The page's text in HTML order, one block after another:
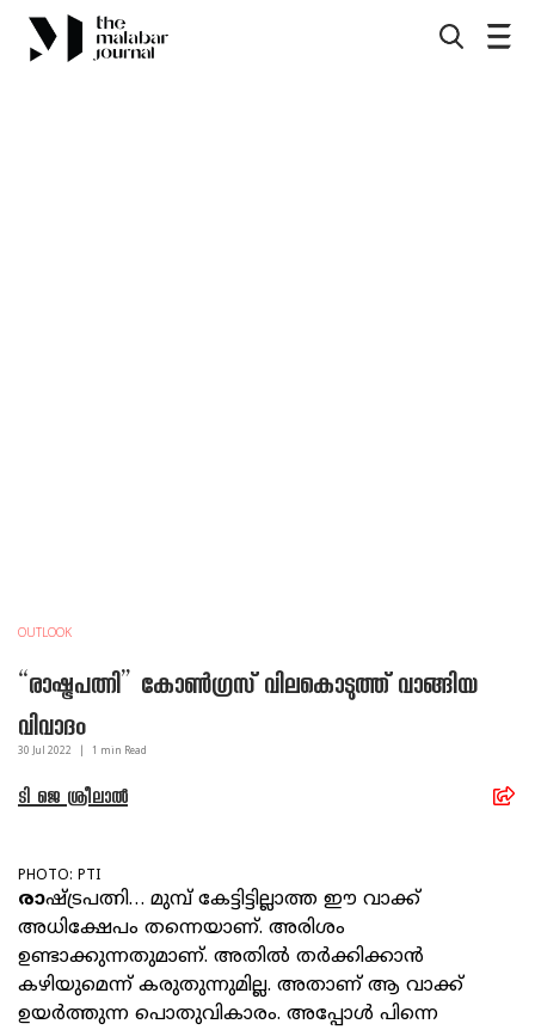
OUTLOOK
“രാഷ്ട്രപത്നി” കോൺഗ്രസ് വിലകൊടുത്ത് വാങ്ങിയ
വിവാദം
30 Jul 2022 1 min Read
ടി ജെ ശ്രീലാൽ
PHOTO: PTI
രാഷ്ട്രപത്നി… മുമ്പ് കേട്ടിട്ടില്ലാത്ത ഈ വാക്ക്
അധിക്ഷേപം തന്നെയാണ്. അരിശം
ഉണ്ടാക്കുന്നതുമാണ്. അതിൽ തർക്കിക്കാൻ
കഴിയുമെന്ന് കരുതുന്നുമില്ല. അതാണ് ആ വാക്ക്
ഉയർത്തുന്ന പൊതുവികാരം. അപ്പോൾ പിന്നെ